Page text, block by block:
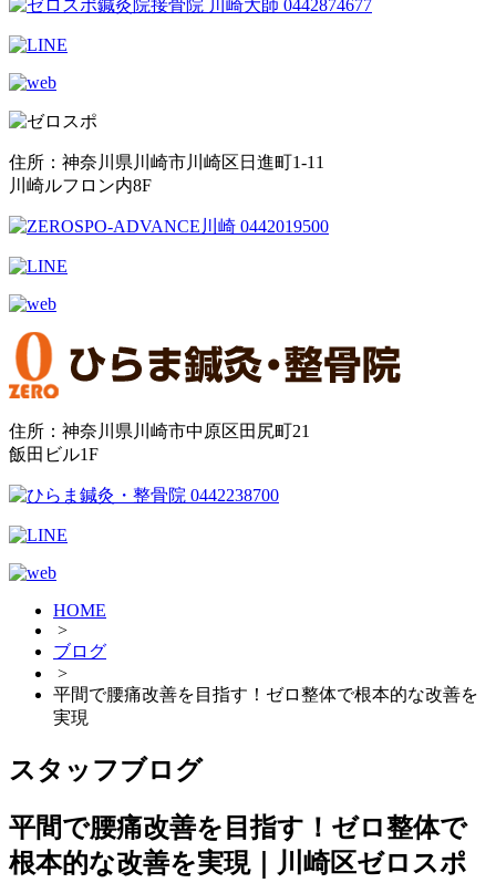
住所：神奈川県川崎市川崎区日進町1-11
川崎ルフロン内8F
住所：神奈川県川崎市中原区田尻町21
飯田ビル1F
HOME
>
ブログ
>
平間で腰痛改善を目指す！ゼロ整体で根本的な改善を
実現
スタッフブログ
平間で腰痛改善を目指す！ゼロ整体で
根本的な改善を実現｜川崎区ゼロスポ